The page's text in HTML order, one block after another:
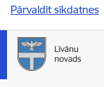
Pārvaldīt sīkdatnes